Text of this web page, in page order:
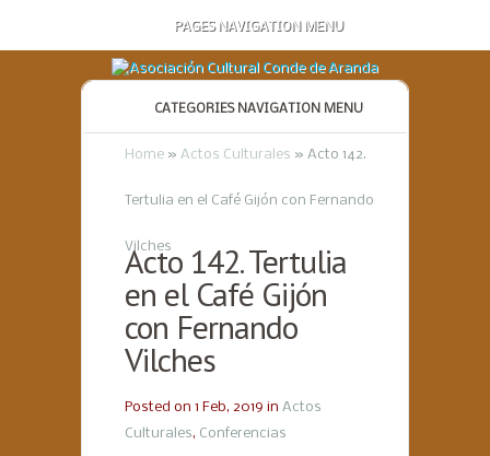
PAGES NAVIGATION MENU
CATEGORIES NAVIGATION MENU
Home » Actos Culturales » Acto 142.
Tertulia en el Café Gijón con Fernando
Vilches
Acto 142. Tertulia
en el Café Gijón
con Fernando
Vilches
Posted on 1 Feb, 2019 in Actos
Culturales, Conferencias